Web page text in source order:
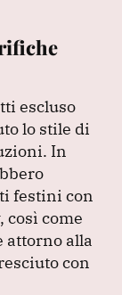
escluso
lo stile di
In
festini con
così come
attorno alla
con